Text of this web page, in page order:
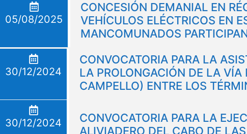
05/08/2025
CONCESIÓN DEMANIAL EN
VEHÍCULOS ELÉCTRICOS EN
MANCOMUNADOS
30/12/2024
CONVOCATORIA PARA LA
LA PROLONGACIÓN DE LA
CAMPELLO) ENTRE LOS
30/12/2024
CONVOCATORIA PARA LA
ALIVIADERO DEL CABO DE